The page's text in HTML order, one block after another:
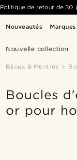
Nouveautés Marques
Nouvelle collection
Politique de retour de 30
Bijoux & Montres
Boucles
or pour